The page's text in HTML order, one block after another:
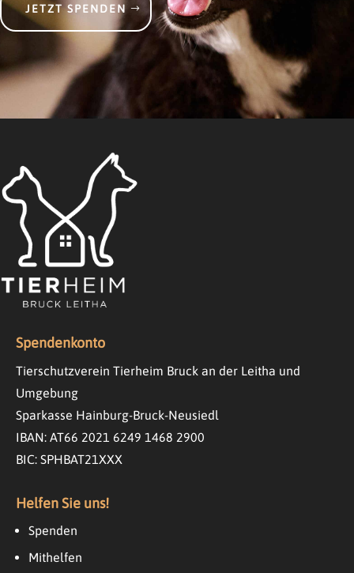
JETZT SPENDEN
Spendenkonto
Tierschutzverein Tierheim Bruck an der Leitha und
Umgebung
Sparkasse Hainburg-Bruck-Neusiedl
IBAN: AT66 2021 6249 1468 2900
BIC: SPHBAT21XXX
Helfen Sie uns!
Spenden
Mithelfen